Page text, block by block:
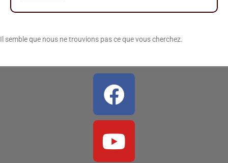
Il semble que nous ne trouvions pas ce que vous cherchez.
Facebook
Youtube
Rss